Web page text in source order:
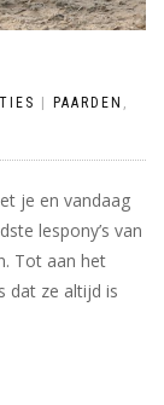
| PAARDEN ,
je en vandaag
lespony’s van
Tot aan het
dat ze altijd is